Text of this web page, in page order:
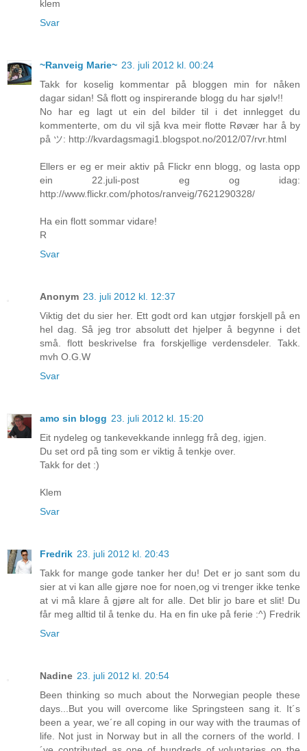
klem
Svar
~Ranveig Marie~ 23. juli 2012 kl. 00:24
Takk for koselig kommentar på bloggen min for nåken
dagar sidan! Så flott og inspirerande blogg du har sjølv!!
No har eg lagt ut ein del bilder til i det innlegget du
kommenterte, om du vil sjå kva meir flotte Røvær har å by
på ツ: http://kvardagsmagi1.blogspot.no/2012/07/rvr.html
Ellers er eg er meir aktiv på Flickr enn blogg, og lasta opp
ein 22.juli-post eg og idag:
http://www.flickr.com/photos/ranveig/7621290328/
Ha ein flott sommar vidare!
R
Svar
Anonym 23. juli 2012 kl. 12:37
Viktig det du sier her. Ett godt ord kan utgjør forskjell på en
hel dag. Så jeg tror absolutt det hjelper å begynne i det
små. flott beskrivelse fra forskjellige verdensdeler. Takk.
mvh O.G.W
Svar
amo sin blogg 23. juli 2012 kl. 15:20
Eit nydeleg og tankevekkande innlegg frå deg, igjen.
Du set ord på ting som er viktig å tenkje over.
Takk for det :)
Klem
Svar
Fredrik 23. juli 2012 kl. 20:43
Takk for mange gode tanker her du! Det er jo sant som du
sier at vi kan alle gjøre noe for noen,og vi trenger ikke tenke
at vi må klare å gjøre alt for alle. Det blir jo bare et slit! Du
får meg alltid til å tenke du. Ha en fin uke på ferie :^) Fredrik
Svar
Nadine 23. juli 2012 kl. 20:54
Been thinking so much about the Norwegian people these
days...But you will overcome like Springsteen sang it. It´s
been a year, we´re all coping in our way with the traumas of
life. Not just in Norway but in all the corners of the world. I